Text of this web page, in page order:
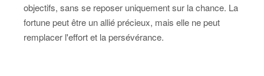
objectifs, sans se reposer uniquement sur la chance. La
fortune peut être un allié précieux, mais elle ne peut
remplacer l'effort et la persévérance.